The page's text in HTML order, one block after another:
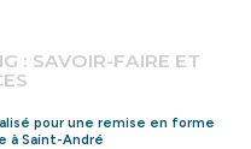
: SAVOIR-FAIRE ET
pour une remise en forme
à Saint-André